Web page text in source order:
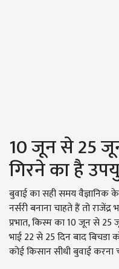
10 जून से 25
गिरने का है
बुवाई का सही समय वैज्ञानिक
नर्सरी बनाना चाहते हैं तो
प्रभात, किस्म का 10 जून से 25
भाई 22 से 25 दिन बाद
कोई किसान सीधी बुवाई